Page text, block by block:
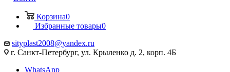
Корзина0
Избранные товары0
sityplast2008@yandex.ru
г. Санкт-Петербург, ул. Крыленко д. 2, корп. 4Б
WhatsApp